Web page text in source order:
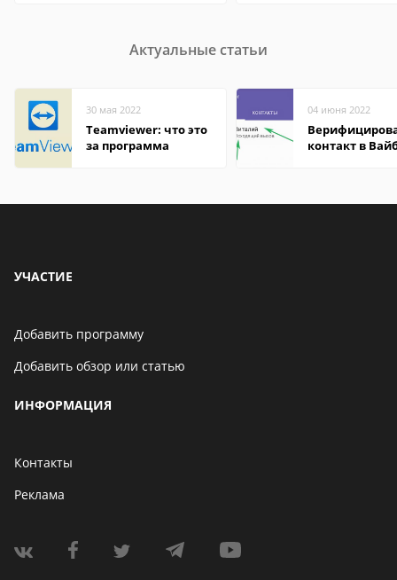
Актуальные статьи
30 мая 2022
Teamviewer: что это
за программа
04 июня 2022
контакт в
УЧАСТИЕ
Добавить программу
Добавить обзор или статью
ИНФОРМАЦИЯ
Контакты
Реклама